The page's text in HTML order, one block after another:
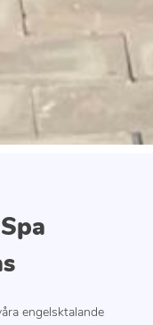
engelsktalande